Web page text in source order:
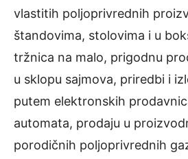
vlastitih poljoprivrednih
štandovima, stolovima i u
tržnica na malo, prigodnu
u sklopu sajmova, priredbi i
putem elektronskih
automata, prodaju u
porodičnih poljoprivrednih